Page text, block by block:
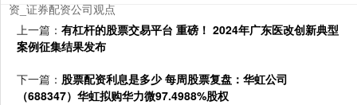
资_证券配资公司观点
上一篇： 有杠杆的股票交易平台 重磅！ 2024年广东医改创新典型
案例征集结果发布
下一篇： 股票配资利息是多少 每周股票复盘：华虹公司
（688347）华虹拟购华力微97.4988%股权